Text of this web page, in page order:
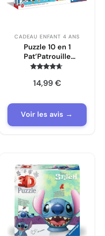
CADEAU ENFANT 4 ANS
Puzzle 10 en 1
Pat’Patrouille
EnfantCado 18 à 60
4.5
sur 5
14,99€
Voir les avis →